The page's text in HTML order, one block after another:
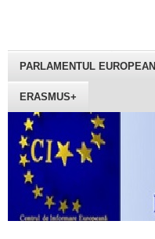
PARLAMENTUL EUROPEAN
ERASMUS+